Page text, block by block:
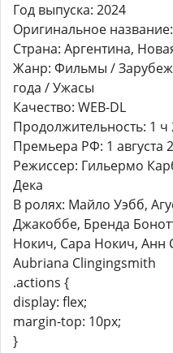
Год выпуска: 2024
Оригинальное
Страна: Аргентина,
Жанр: Фильмы /
года / Ужасы
Качество: WEB-DL
Продолжительность: 1 ч
Премьера РФ: 1 августа
Режиссер: Гильермо
Дека
В ролях: Майло Уэбб,
Джакоббе, Бренда
Нокич, Сара Нокич, Анн
Aubriana Clingingsmith
.actions {
display: flex;
margin-top: 10px;
}